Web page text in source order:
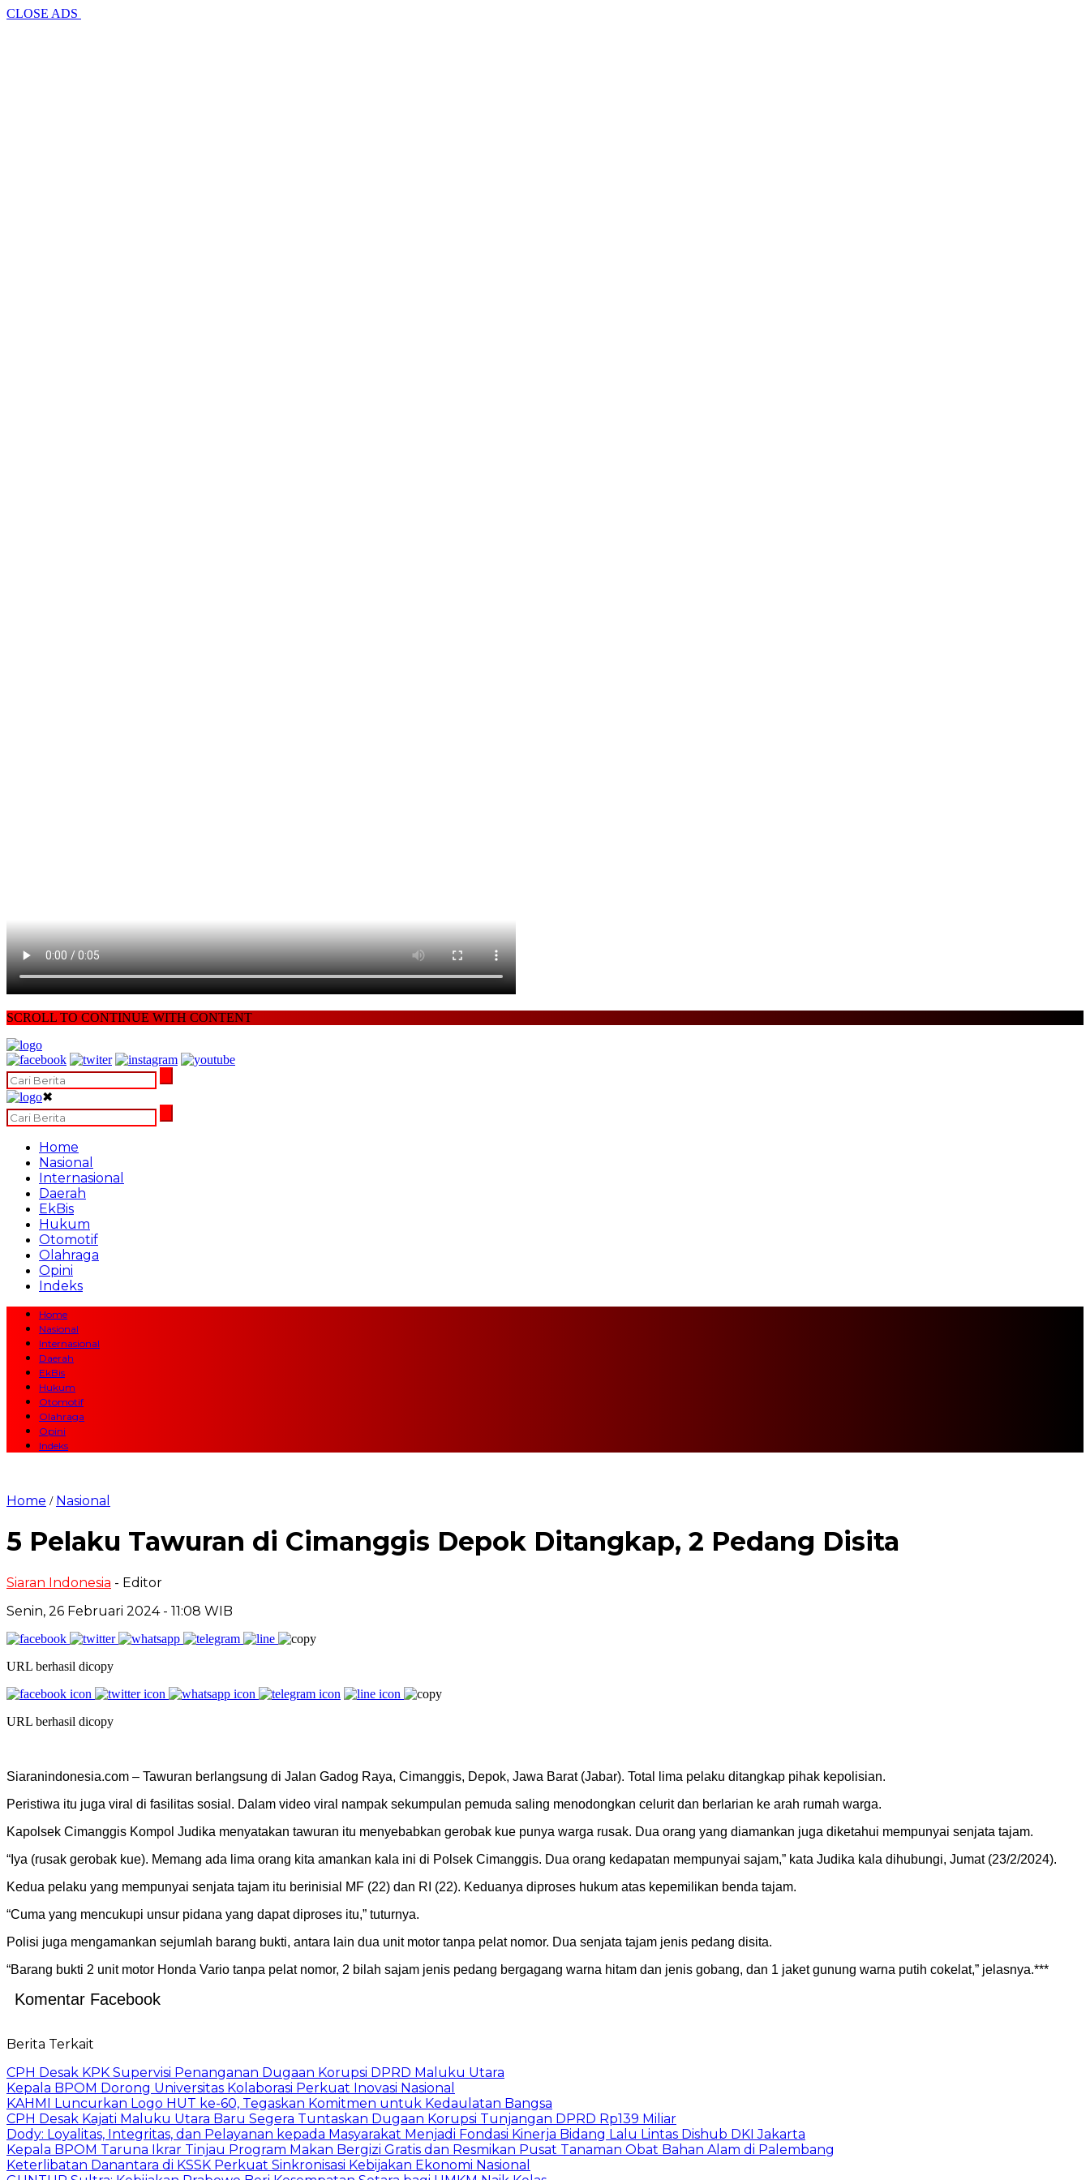
CLOSE ADS
SCROLL TO CONTINUE WITH CONTENT
✖
Home
Nasional
Internasional
Daerah
EkBis
Hukum
Otomotif
Olahraga
Opini
Indeks
Home
Nasional
Internasional
Daerah
EkBis
Hukum
Otomotif
Olahraga
Opini
Indeks
Home / Nasional
5 Pelaku Tawuran di Cimanggis Depok Ditangkap, 2 Pedang Disita
Siaran Indonesia - Editor
Senin, 26 Februari 2024 - 11:08 WIB
URL berhasil dicopy
URL berhasil dicopy
Siaranindonesia.com – Tawuran berlangsung di Jalan Gadog Raya, Cimanggis, Depok, Jawa Barat (Jabar). Total lima pelaku ditangkap pihak kepolisian.
Peristiwa itu juga viral di fasilitas sosial. Dalam video viral nampak sekumpulan pemuda saling menodongkan celurit dan berlarian ke arah rumah warga.
Kapolsek Cimanggis Kompol Judika menyatakan tawuran itu menyebabkan gerobak kue punya warga rusak. Dua orang yang diamankan juga diketahui mempunyai senjata tajam.
“Iya (rusak gerobak kue). Memang ada lima orang kita amankan kala ini di Polsek Cimanggis. Dua orang kedapatan mempunyai sajam,” kata Judika kala dihubungi, Jumat (23/2/2024).
Kedua pelaku yang mempunyai senjata tajam itu berinisial MF (22) dan RI (22). Keduanya diproses hukum atas kepemilikan benda tajam.
“Cuma yang mencukupi unsur pidana yang dapat diproses itu,” tuturnya.
Polisi juga mengamankan sejumlah barang bukti, antara lain dua unit motor tanpa pelat nomor. Dua senjata tajam jenis pedang disita.
“Barang bukti 2 unit motor Honda Vario tanpa pelat nomor, 2 bilah sajam jenis pedang bergagang warna hitam dan jenis gobang, dan 1 jaket gunung warna putih cokelat,” jelasnya.***
Komentar Facebook
Berita Terkait
CPH Desak KPK Supervisi Penanganan Dugaan Korupsi DPRD Maluku Utara
Kepala BPOM Dorong Universitas Kolaborasi Perkuat Inovasi Nasional
KAHMI Luncurkan Logo HUT ke-60, Tegaskan Komitmen untuk Kedaulatan Bangsa
CPH Desak Kajati Maluku Utara Baru Segera Tuntaskan Dugaan Korupsi Tunjangan DPRD Rp139 Miliar
Dody: Loyalitas, Integritas, dan Pelayanan kepada Masyarakat Menjadi Fondasi Kinerja Bidang Lalu Lintas Dishub DKI Jakarta
Kepala BPOM Taruna Ikrar Tinjau Program Makan Bergizi Gratis dan Resmikan Pusat Tanaman Obat Bahan Alam di Palembang
Keterlibatan Danantara di KSSK Perkuat Sinkronisasi Kebijakan Ekonomi Nasional